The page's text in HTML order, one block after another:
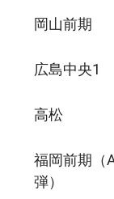
岡山前期
広島中央1
高松
福岡前期（
弾）